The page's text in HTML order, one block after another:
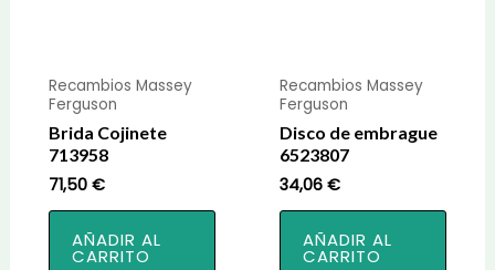
Recambios Massey
Ferguson
Brida Cojinete
713958
71,50 €
AÑADIR AL
CARRITO
Recambios Massey
Ferguson
Disco de embrague
6523807
34,06€
AÑADIR AL
CARRITO